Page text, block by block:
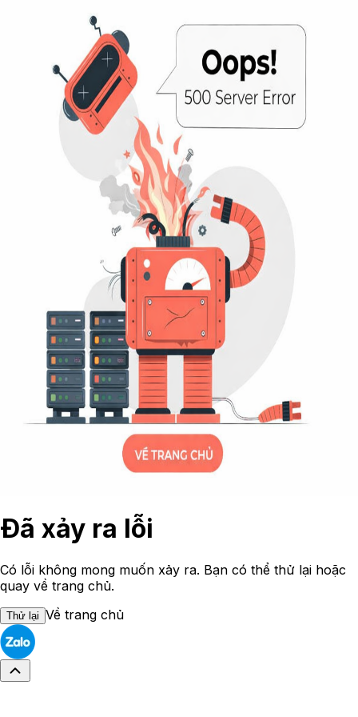
Đã xảy ra lỗi
Có lỗi không mong muốn xảy ra. Bạn có thể thử lại hoặc
quay về trang chủ.
Thử lại Về trang chủ